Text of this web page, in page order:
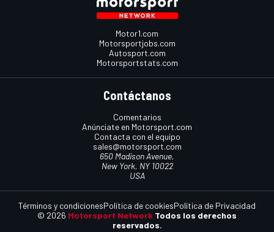
Motor1.com
Motorsportjobs.com
Autosport.com
Motorsportstats.com
Contáctanos
Comentarios
Anúnciate en Motorsport.com
Contacta con el equipo
sales@motorsport.com
650 Madison Avenue,
New York, NY 10022
USA
© 2026 Motorsport Network Todos los derechos
reservados.
Términos y condicionesPolítica de cookiesPolítica de Privacidad